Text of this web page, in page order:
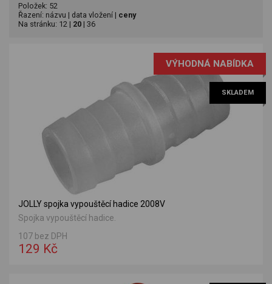
Položek: 52
Řazení: názvu | data vložení | ceny
Na stránku: 12 | 20 | 36
VÝHODNÁ NABÍDKA
SKLADEM
JOLLY spojka vypouštěcí hadice 2008V
Spojka vypouštěcí hadice.
107 bez DPH
129 Kč